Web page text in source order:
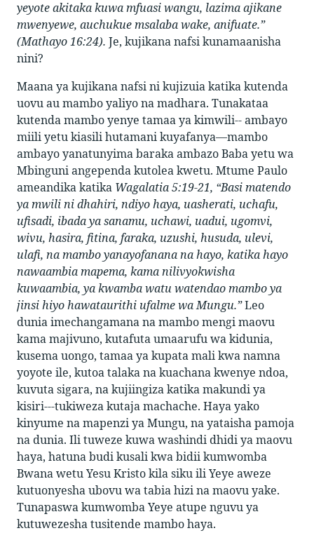
yeyote akitaka kuwa mfuasi wangu, lazima ajikane
mwenyewe, auchukue msalaba wake, anifuate.”
(Mathayo 16:24). Je, kujikana nafsi kunamaanisha
nini?
Maana ya kujikana nafsi ni kujizuia katika kutenda
uovu au mambo yaliyo na madhara. Tunakataa
kutenda mambo yenye tamaa ya kimwili-- ambayo
miili yetu kiasili hutamani kuyafanya—mambo
ambayo yanatunyima baraka ambazo Baba yetu wa
Mbinguni angependa kutolea kwetu. Mtume Paulo
ameandika katika Wagalatia 5:19-21, “Basi matendo
ya mwili ni dhahiri, ndiyo haya, uasherati, uchafu,
ufisadi, ibada ya sanamu, uchawi, uadui, ugomvi,
wivu, hasira, fitina, faraka, uzushi, husuda, ulevi,
ulafi, na mambo yanayofanana na hayo, katika hayo
nawaambia mapema, kama nilivyokwisha
kuwaambia, ya kwamba watu watendao mambo ya
jinsi hiyo hawataurithi ufalme wa Mungu.”Leo
dunia imechangamana na mambo mengi maovu
kama majivuno, kutafuta umaarufu wa kidunia,
kusema uongo, tamaa ya kupata mali kwa namna
yoyote ile, kutoa talaka na kuachana kwenye ndoa,
kuvuta sigara, na kujiingiza katika makundi ya
kisiri---tukiweza kutaja machache. Haya yako
kinyume na mapenzi ya Mungu, na yataisha pamoja
na dunia. Ili tuweze kuwa washindi dhidi ya maovu
haya, hatuna budi kusali kwa bidii kumwomba
Bwana wetu Yesu Kristo kila siku ili Yeye aweze
kutuonyesha ubovu wa tabia hizi na maovu yake.
Tunapaswa kumwomba Yeye atupe nguvu ya
kutuwezesha tusitende mambo haya.